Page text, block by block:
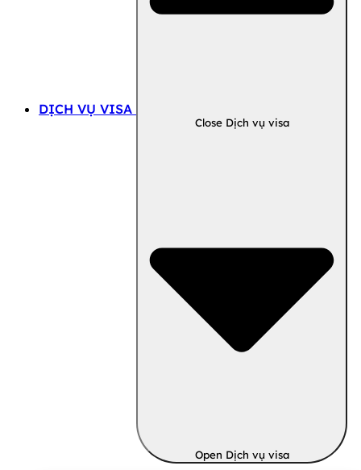
DỊCH VỤ VISA
Close Dịch vụ visa
Open Dịch vụ visa